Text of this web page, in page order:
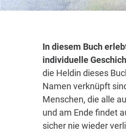
In diesem Buch
individuelle
die Heldin dieses
Namen verknüpft
Menschen, die alle
und am Ende findet
sicher nie wieder